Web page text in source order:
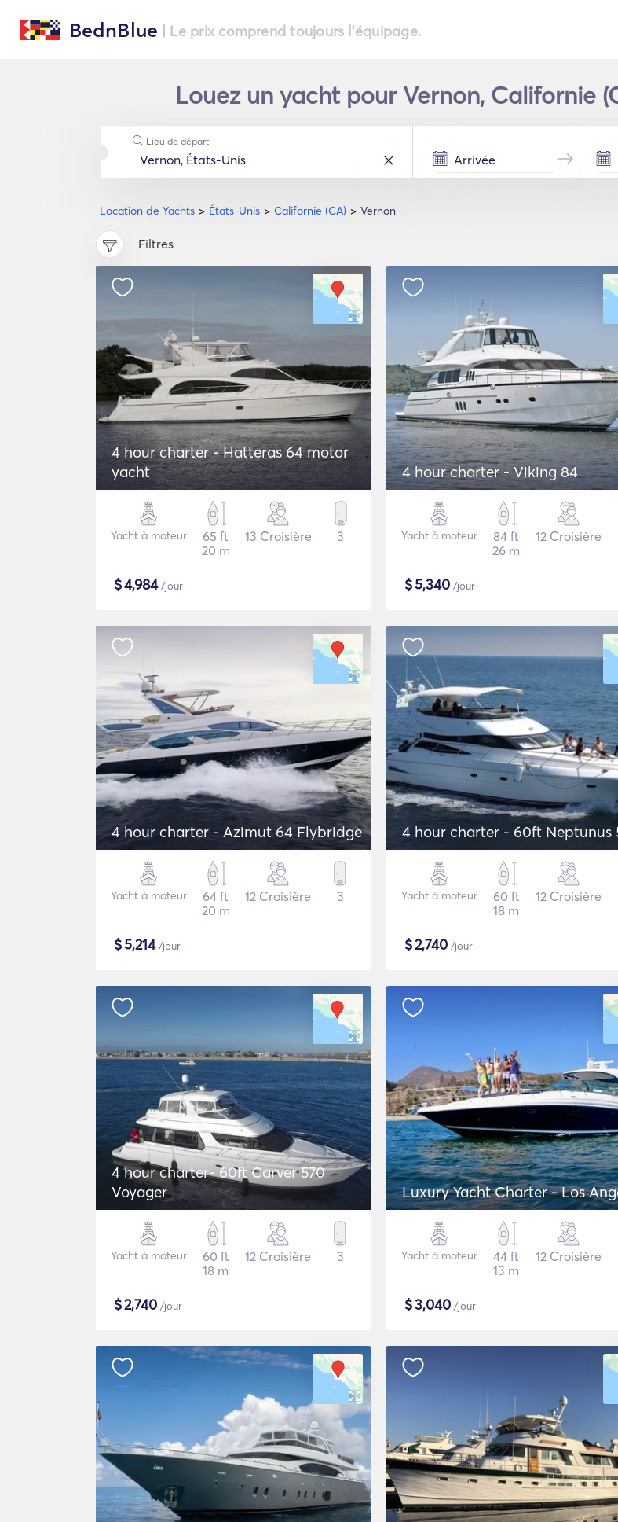
BednBlue | Le prix comprend toujours l'équipage.
Louez un yacht pour Vernon, Californie
Location de Yachts États-Unis Californie (CA) Vernon
Lieu de départ
Filtres
4 hour charter - Hatteras 64 motor
yacht
Yacht à moteur
65 ft
20 m
13 Croisière 3
$4,984/jour
4 hour charter - Viking 84
Yacht à moteur
84 ft
26 m
12 Croisière
$5,340 /jour
4 hour charter - Azimut 64 Flybridge
Yacht à moteur
64 ft
20 m
12 Croisière 3
$5,214/jour
4 hour charter - 60ft Neptunus
Yacht à moteur
60 ft
18 m
12 Croisière
$2,740 /jour
4 hour charter- 60ft Carver 570
Voyager
Yacht à moteur
60 ft
18 m
12 Croisière 3
$2,740 /jour
Luxury Yacht Charter - Los
Yacht à moteur
44 ft
13 m
12 Croisière
$3,040 /jour